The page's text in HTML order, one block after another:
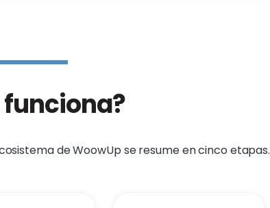
de WoowUp se resume en cinco etapas.